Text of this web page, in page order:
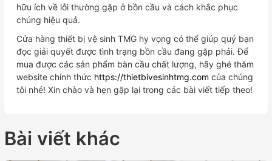
hữu ích về lỗi thường gặp ở bồn cầu và cách khắc phục
chúng hiệu quả.
Cửa hàng thiết bị vệ sinh TMG hy vọng có thể giúp quý bạn
đọc giải quyết được tình trạng bồn cầu đang gặp phải. Để
mua được các sản phẩm bàn cầu chất lượng, hãy ghé thăm
website chính thức https://thietbivesinhtmg.com của chúng
tôi nhé! Xin chào và hẹn gặp lại trong các bài viết tiếp theo!
Bài viết khác